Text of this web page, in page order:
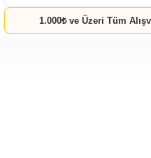
1.000₺ ve Üzeri Tüm